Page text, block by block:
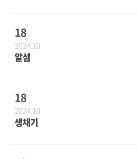
18
2024.10
알섬
18
2024.10
생채기